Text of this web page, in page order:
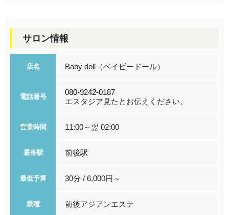
サロン情報
店名 Baby doll（ベイビードール）
電話番号
080-9242-0187
エスタジア見たとお伝えください。
営業時間 11:00～翌 02:00
最寄駅 前後駅
最低予算 30分 / 6,000円～
業種 前後アジアンエステ